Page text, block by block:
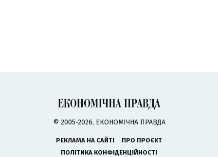
© 2005-2026, ЕКОНОМІЧНА ПРАВДА
РЕКЛАМА НА САЙТІ
ПРО ПРОЄКТ
ПОЛІТИКА КОНФІДЕНЦІЙНОСТІ